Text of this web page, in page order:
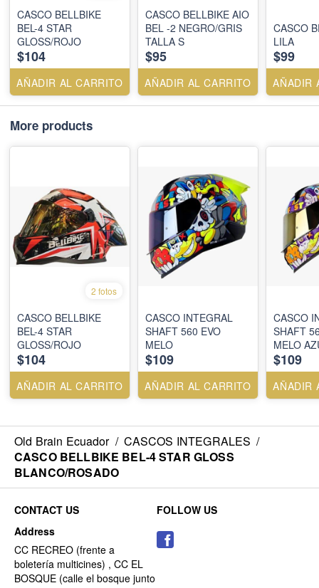
CASCO BELLBIKE
BEL-4 STAR
GLOSS/ROJO
$104
AÑADIR AL CARRITO
CASCO BELLBIKE AIO
BEL -2 NEGRO/GRIS
TALLA S
$95
AÑADIR AL CARRITO
CASCO
LILA
$99
AÑADIR
More products
2 fotos
CASCO BELLBIKE
BEL-4 STAR
GLOSS/ROJO
$104
AÑADIR AL CARRITO
CASCO INTEGRAL
SHAFT 560 EVO
MELO
$109
AÑADIR AL CARRITO
CASCO
SHAFT
MELO
$109
AÑADIR
Old Brain Ecuador / CASCOS INTEGRALES /
CASCO BELLBIKE BEL-4 STAR GLOSS
BLANCO/ROSADO
CONTACT US
Address
CC RECREO (frente a
boletería multicines) , CC EL
BOSQUE (calle el bosque junto
FOLLOW US